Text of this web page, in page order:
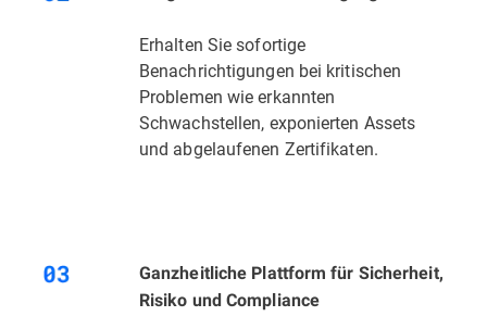
Erhalten Sie sofortige
Benachrichtigungen bei kritischen
Problemen wie erkannten
Schwachstellen, exponierten Assets
und abgelaufenen Zertifikaten.
Ganzheitliche Plattform für Sicherheit,
Risiko und Compliance